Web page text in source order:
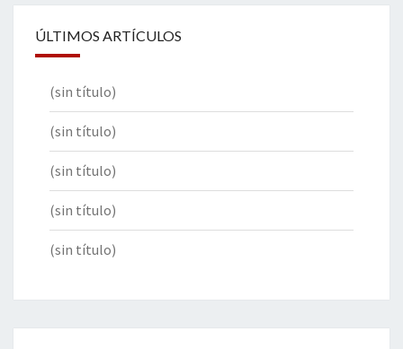
ÚLTIMOS ARTÍCULOS
(sin título)
(sin título)
(sin título)
(sin título)
(sin título)